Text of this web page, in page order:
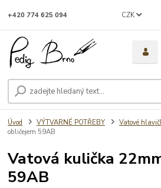
CZK
+420 774 625 094
Úvod VÝTVARNÉ POTŘEBY Vatové
obličejem 59AB
Vatová kulička
59AB